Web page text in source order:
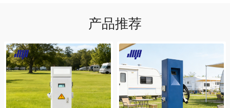
产品推荐